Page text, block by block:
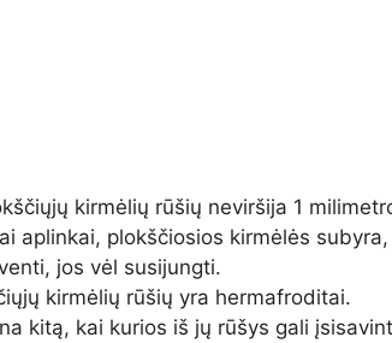
kirmėlių rūšių neviršija 1
aplinkai, plokščiosios kirmėlės
jos vėl susijungti.
kirmėlių rūšių yra hermafroditai.
kitą, kai kurios iš jų rūšys gali